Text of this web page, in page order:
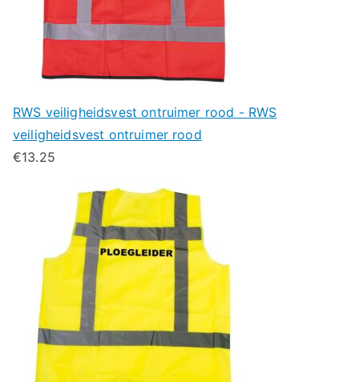
RWS veiligheidsvest ontruimer rood - RWS
veiligheidsvest ontruimer rood
€13.25